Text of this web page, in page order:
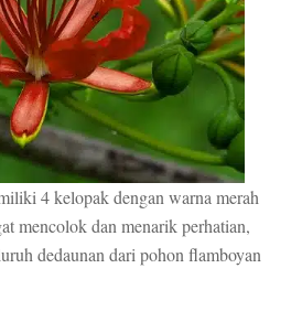
4 kelopak dengan warna merah
mencolok dan menarik perhatian,
dedaunan dari pohon flamboyan